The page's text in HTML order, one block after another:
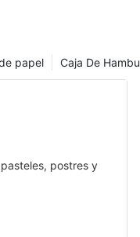
Caja De
papel